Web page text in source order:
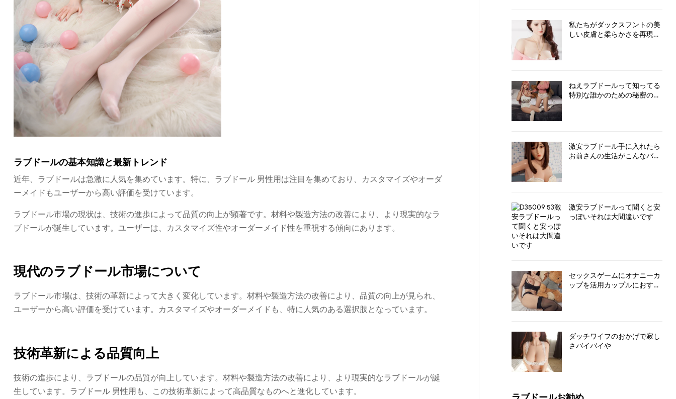
ラブドールの基本知識と最新トレンド
近年、ラブドールは急激に人気を集めています。特に、ラブドール 男性用は注目を集めており、カスタマイズやオーダ
ーメイドもユーザーから高い評価を受けています。
ラブドール市場の現状は、技術の進歩によって品質の向上が顕著です。材料や製造方法の改善により、より現実的なラ
ブドールが誕生しています。ユーザーは、カスタマイズ性やオーダーメイド性を重視する傾向にあります。
現代のラブドール市場について
ラブドール市場は、技術の革新によって大きく変化しています。材料や製造方法の改善により、品質の向上が見られ、
ユーザーから高い評価を受けています。カスタマイズやオーダーメイドも、特に人気のある選択肢となっています。
技術革新による品質向上
技術の進歩により、ラブドールの品質が向上しています。材料や製造方法の改善により、より現実的なラブドールが誕
生しています。ラブドール 男性用も、この技術革新によって高品質なものへと進化しています。
私たちがダックスフントの美
しい皮膚と柔らかさを再現す
ねえラブドールって知ってる
特別な誰かのための秘密の宝
激安ラブドール手に入れたら
お前さんの生活がこんなバカ
激安ラブドールって聞くと安
っぽいそれは大間違いです
セックスゲームにオナニーカ
ップを活用カップルにおすす
ダッチワイフのおかげで寂し
さバイバイや